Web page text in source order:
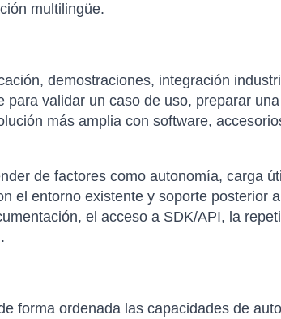
multilingüe.
demostraciones, integración
validar un caso de uso, preparar
más amplia con software,
de factores como autonomía, carga
el entorno existente y soporte posterior
el acceso a SDK/API, la
forma ordenada las capacidades de